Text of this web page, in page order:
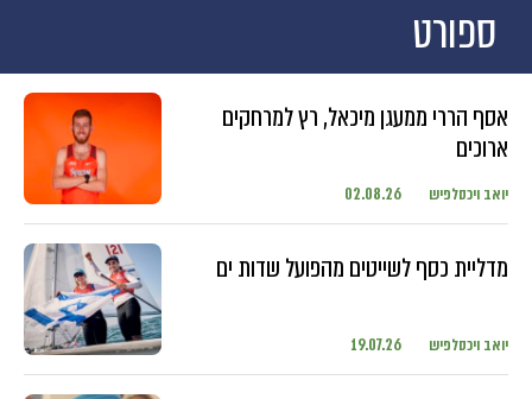
ספורט
אסף הררי ממעגן מיכאל, רץ למרחקים
ארוכים
יואב ויכסלפיש 02.08.26
מדליית כסף לשייטים מהפועל שדות ים
יואב ויכסלפיש 19.07.26